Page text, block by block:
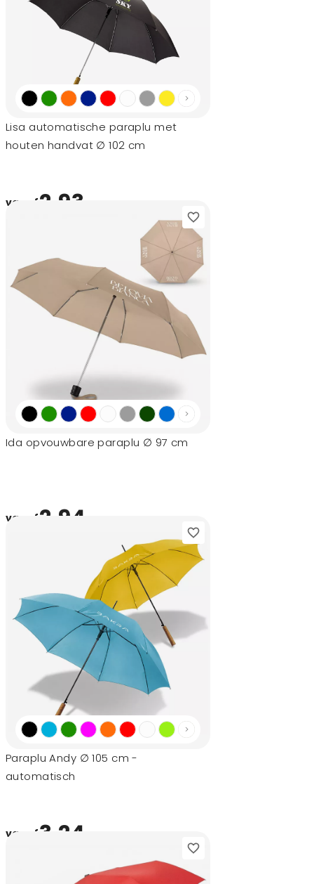
Lisa automatische paraplu met
houten handvat ∅ 102 cm
vanaf2,93
Ida opvouwbare paraplu ∅ 97 cm
vanaf2,94
Paraplu Andy ∅ 105 cm -
automatisch
vanaf3,24